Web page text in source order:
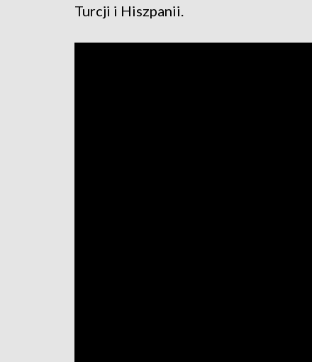
Turcji i Hiszpanii.